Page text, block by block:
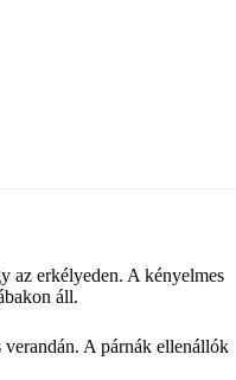
az erkélyeden. A kényelmes
áll.
A párnák ellenállók